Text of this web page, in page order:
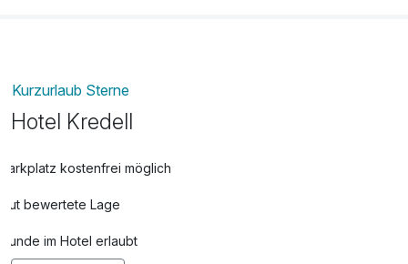
Kurzurlaub Sterne
Hotel Kredell
Parkplatz kostenfrei möglich
Gut bewertete Lage
Hunde im Hotel erlaubt